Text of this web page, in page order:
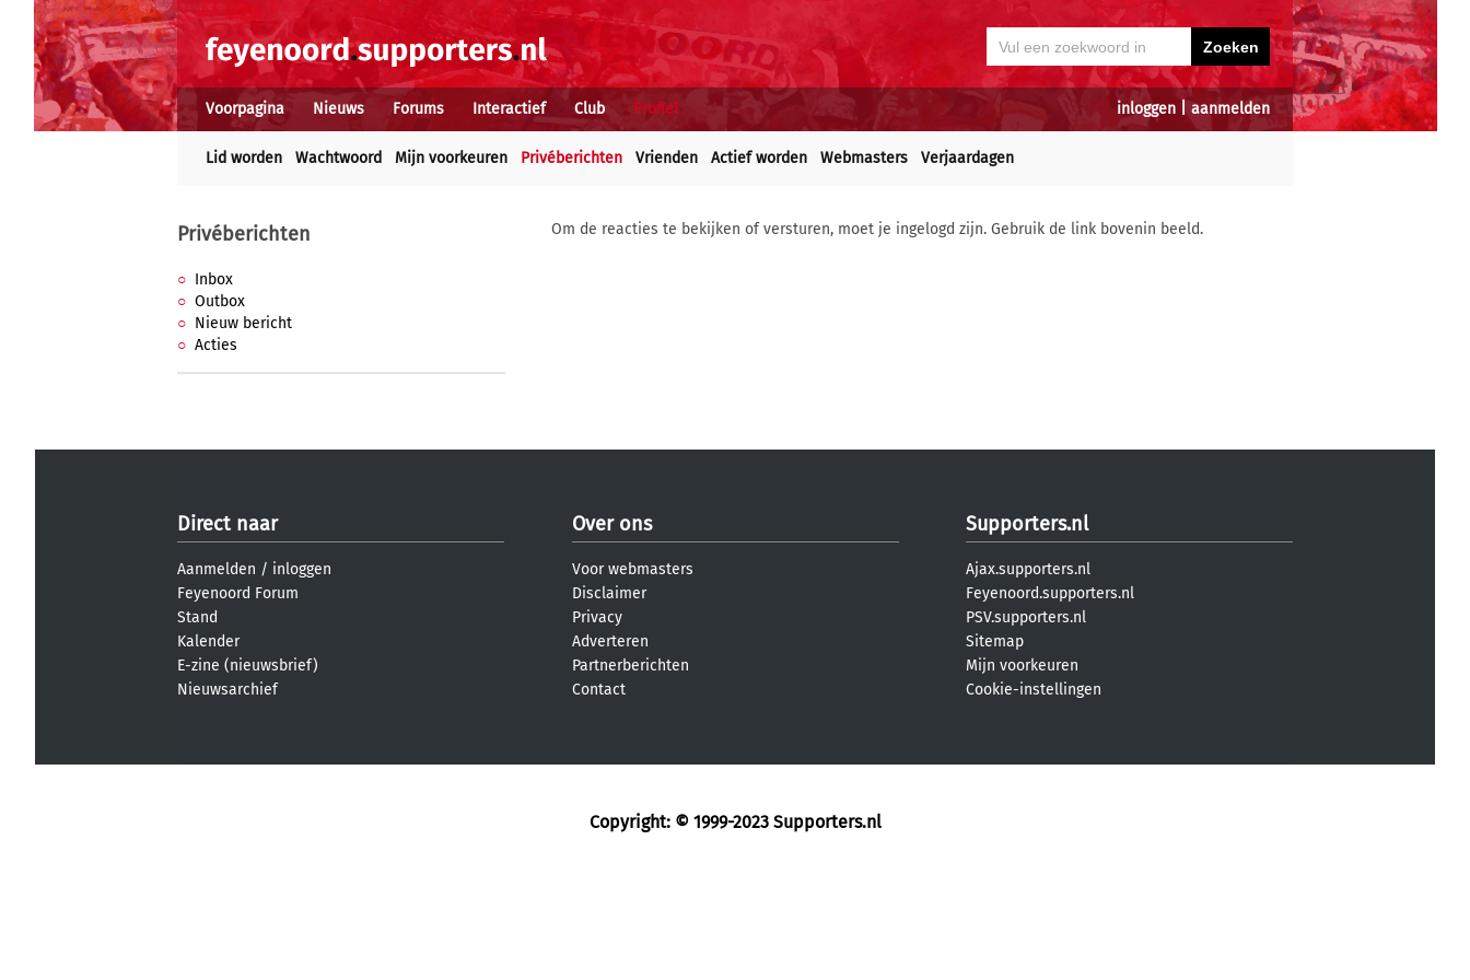
inloggen aanmelden
Voorpagina Nieuws Forums Interactief Club Profiel
Lid worden Wachtwoord Mijn voorkeuren Privéberichten Vrienden Actief worden Webmasters Verjaardagen
Privéberichten
Inbox
Outbox
Nieuw bericht
Acties
Om de reacties te bekijken of versturen, moet je ingelogd zijn. Gebruik de link bovenin beeld.
Direct naar
Aanmelden / inloggen
Feyenoord Forum
Stand
Kalender
E-zine (nieuwsbrief)
Nieuwsarchief
Over ons
Voor webmasters
Disclaimer
Privacy
Adverteren
Partnerberichten
Contact
Supporters.nl
Ajax.supporters.nl
Feyenoord.supporters.nl
PSV.supporters.nl
Sitemap
Mijn voorkeuren
Cookie-instellingen
Copyright: © 1999-2023 Supporters.nl